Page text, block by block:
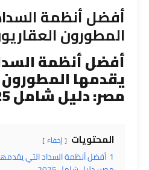
أفضل أنظمة
المطورون
أفضل أنظمة
يقدمها
مصر: دليل شامل 2025
المحتويات إخفاء
1 أفضل أنظمة السداد التي